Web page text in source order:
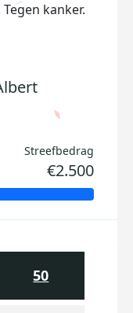
kanker.
Streefbedrag
€2.500
50